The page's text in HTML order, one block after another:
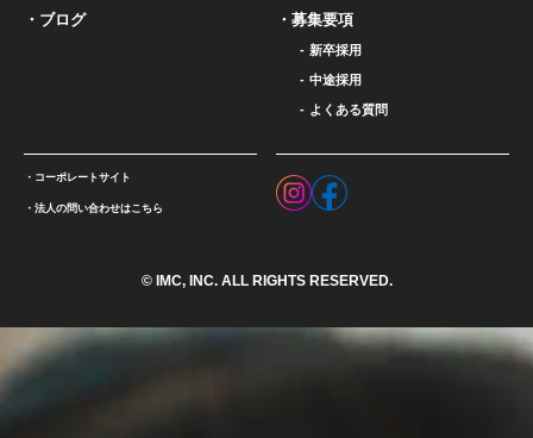
ブログ 募集要項
新卒採用
中途採用
よくある質問
コーポレートサイト
法人の問い合わせはこちら
© IMC, INC. ALL RIGHTS RESERVED.